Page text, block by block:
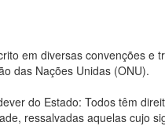
em diversas convenções e
das Nações Unidas (ONU).
do Estado: Todos têm
ressalvadas aquelas cujo